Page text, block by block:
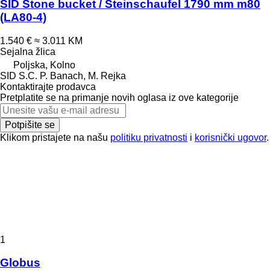
SID Stone bucket / Steinschaufel 1790 mm m80
(LA80-4)
1.540 € ≈ 3.011 KM
Sejalna žlica
Poljska, Kolno
SID S.C. P. Banach, M. Rejka
Kontaktirajte prodavca
Pretplatite se na primanje novih oglasa iz ove kategorije
Potpišite se
Klikom pristajete na našu politiku privatnosti i korisnički ugovor.
1
Globus